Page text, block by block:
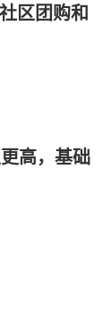
区团购和
高，基础